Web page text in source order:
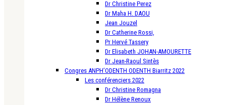
Dr Christine Perez
Dr Maha H. DAOU
Jean Jouzel
Dr Catherine Rossi,
Pr Hervé Tassery
Dr Elisabeth JOHAN-AMOURETTE
Dr Jean-Raoul Sintès
Congres ANPH’ODENTH ODENTH Biarritz 2022
Les conférenciers 2022
Dr Christine Romagna
Dr Hélène Renoux